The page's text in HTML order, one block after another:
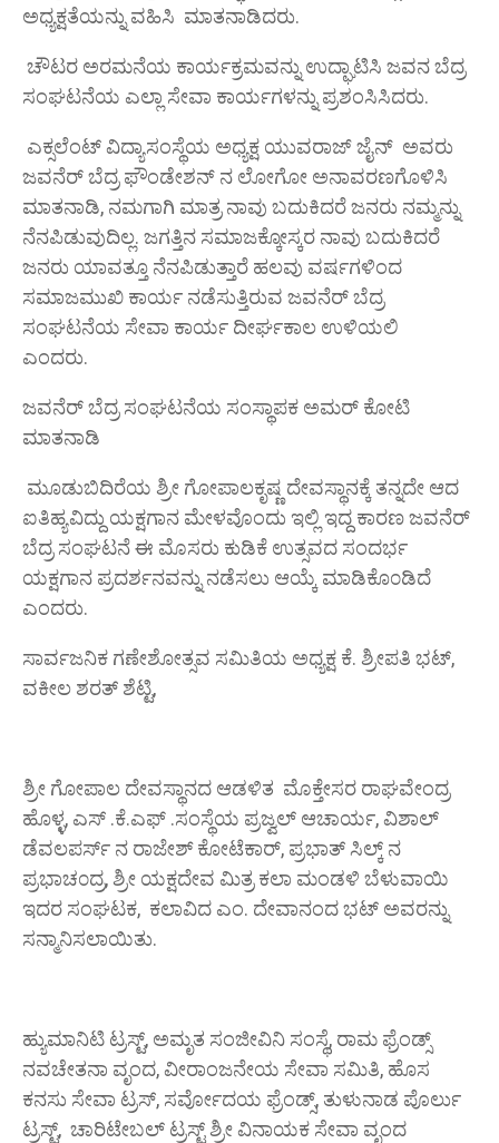
ಅಧ್ಯಕ್ಷತೆಯನ್ನು ವಹಿಸಿ ಮಾತನಾಡಿದರು.
ಚೌಟರ ಅರಮನೆಯ ಕಾರ್ಯಕ್ರಮವನ್ನು ಉದ್ಘಾಟಿಸಿ ಜವನ‌ ಬೆದ್ರ
ಸಂಘಟನೆಯ ಎಲ್ಲಾ ಸೇವಾ ಕಾರ್ಯಗಳನ್ನು ಪ್ರಶಂಸಿಸಿದರು.
ಎಕ್ಸಲೆಂಟ್ ವಿದ್ಯಾಸಂಸ್ಥೆಯ ಅಧ್ಯಕ್ಷ ಯುವರಾಜ್ ಜೈನ್ ಅವರು
ಜವನೆರ್ ಬೆದ್ರ ಫೌಂಡೇಶನ್ ನ ಲೋಗೋ ಅನಾವರಣಗೊಳಿಸಿ
ಮಾತನಾಡಿ, ನಮಗಾಗಿ ಮಾತ್ರ ನಾವು ಬದುಕಿದರೆ ಜನರು ನಮ್ಮನ್ನು
ನೆನಪಿಡುವುದಿಲ್ಲ. ಜಗತ್ತಿನ ಸಮಾಜಕ್ಕೋಸ್ಕರ ನಾವು ಬದುಕಿದರೆ
ಜನರು ಯಾವತ್ತೂ ನೆನಪಿಡುತ್ತಾರೆ ಹಲವು ವರ್ಷಗಳಿಂದ
ಸಮಾಜಮುಖಿ ಕಾರ್ಯ ನಡೆಸುತ್ತಿರುವ ಜವನೆರ್ ಬೆದ್ರ
ಸಂಘಟನೆಯ ಸೇವಾ ಕಾರ್ಯ ದೀರ್ಘಕಾಲ ಉಳಿಯಲಿ
ಎಂದರು.
ಜವನೆರ್ ಬೆದ್ರ ಸಂಘಟನೆಯ ಸಂಸ್ಥಾಪಕ ಅಮ‌ರ್ ಕೋಟಿ
ಮಾತನಾಡಿ
ಮೂಡುಬಿದಿರೆಯ ಶ್ರೀ ಗೋಪಾಲಕೃಷ್ಣ ದೇವಸ್ಥಾನಕ್ಕೆ ತನ್ನದೇ ಆದ
ಐತಿಹ್ಯವಿದ್ದು ಯಕ್ಷಗಾನ ಮೇಳವೊಂದು ಇಲ್ಲಿ ಇದ್ದ ಕಾರಣ ಜವನೆರ್
ಬೆದ್ರ ಸಂಘಟನೆ ಈ ಮೊಸರು ಕುಡಿಕೆ ಉತ್ಸವದ ಸಂದರ್ಭ
ಯಕ್ಷಗಾನ ಪ್ರದರ್ಶನವನ್ನು ನಡೆಸಲು ಆಯ್ಕೆ ಮಾಡಿಕೊ೦ಡಿದೆ
ಎಂದರು.
ಸಾರ್ವಜನಿಕ ಗಣೇಶೋತ್ಸವ ಸಮಿತಿಯ ಅಧ್ಯಕ್ಷ ಕೆ. ಶ್ರೀಪತಿ ಭಟ್,
ವಕೀಲ ಶರತ್ ಶೆಟ್ಟಿ,
ಶ್ರೀ ಗೋಪಾಲ ದೇವಸ್ಥಾನದ ಆಡಳಿತ ಮೊಕ್ತೇಸರ ರಾಘವೇಂದ್ರ
ಹೊಳ್ಳ, ಎಸ್ .ಕೆ.ಎಫ್ .ಸಂಸ್ಥೆಯ ಪ್ರಜ್ವಲ್ ಆಚಾರ್ಯ, ವಿಶಾಲ್
ಡೆವಲಪರ್ಸ್ ನ ರಾಜೇಶ್ ಕೋಟೆಕಾರ್, ಪ್ರಭಾತ್ ಸಿಲ್ಕ್ ನ
ಪ್ರಭಾಚ೦ದ್ರ, ಶ್ರೀ ಯಕ್ಷದೇವ ಮಿತ್ರ ಕಲಾ ಮಂಡಳಿ ಬೆಳುವಾಯಿ
ಇದರ ಸಂಘಟಕ, ಕಲಾವಿದ ಎಂ. ದೇವಾನಂದ ಭಟ್ ಅವರನ್ನು
ಸನ್ಮಾನಿಸಲಾಯಿತು.
ಹ್ಯುಮಾನಿಟಿ ಟ್ರಸ್ಟ್, ಅಮೃತ ಸಂಜೀವಿನಿ ಸಂಸ್ಥೆ, ರಾಮ ಫ್ರೆಂಡ್ಸ್
ನವಚೇತನಾ ವೃಂದ, ವೀರಾಂಜನೇಯ ಸೇವಾ ಸಮಿತಿ, ಹೊಸ
ಕನಸು ಸೇವಾ ಟ್ರಸ್‌, ಸರ್ವೋದಯ ಫ್ರೆಂಡ್ಸ್, ತುಳುನಾಡ ಪೊರ್ಲು
ಟ್ರಸ್ಟ್, ಚಾರಿಟೇಬಲ್ ಟ್ರಸ್ಟ್‌ ಶ್ರೀ ವಿನಾಯಕ ಸೇವಾ ವೃಂದ